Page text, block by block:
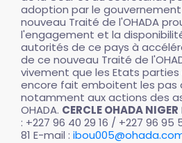
adoption par le
nouveau Traité de l'OHADA
l'engagement et la
autorités de ce pays à
de ce nouveau Traité de
vivement que les Etats
encore fait emboitent les pas
notamment aux actions des
OHADA. CERCLE OHADA NIGER
: +227 96 40 29 16 / +227 96 95
81 E-mail :